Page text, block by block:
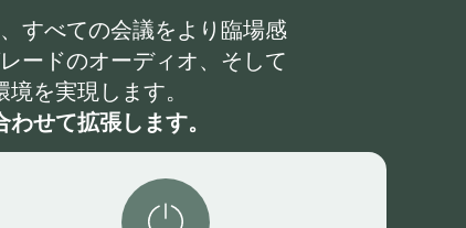
すべての会議をより臨場感
ードのオーディオ、そして
を実現します。
せて拡張します。